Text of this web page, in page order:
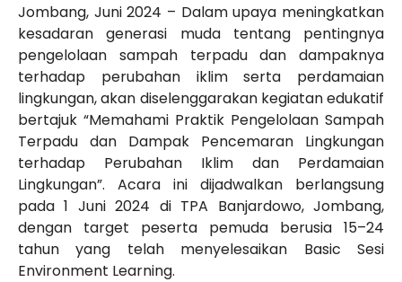
Jombang, Juni 2024 – Dalam upaya meningkatkan
kesadaran generasi muda tentang pentingnya
pengelolaan sampah terpadu dan dampaknya
terhadap perubahan iklim serta perdamaian
lingkungan, akan diselenggarakan kegiatan edukatif
bertajuk “Memahami Praktik Pengelolaan Sampah
Terpadu dan Dampak Pencemaran Lingkungan
terhadap Perubahan Iklim dan Perdamaian
Lingkungan”. Acara ini dijadwalkan berlangsung
pada 1 Juni 2024 di TPA Banjardowo, Jombang,
dengan target peserta pemuda berusia 15–24
tahun yang telah menyelesaikan Basic Sesi
Environment Learning.